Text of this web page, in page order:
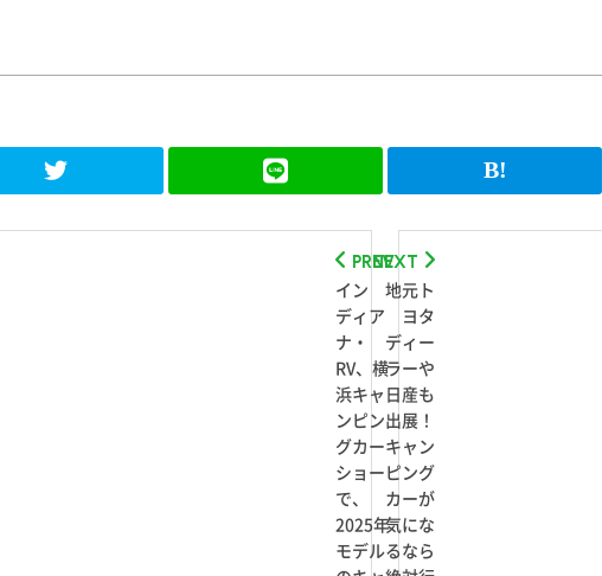
PREV
イン
ディア
ナ・
RV、横
浜キャ
ンピン
グカー
ショー
で、
2025年
モデル
NEXT
地元ト
ヨタ
ディー
ラーや
日産も
出展！
キャン
ピング
カーが
気にな
るなら